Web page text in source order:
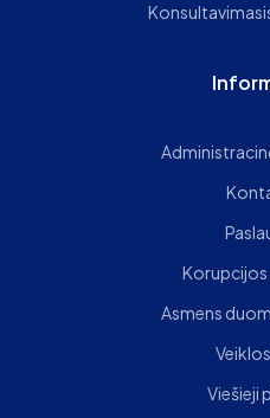
Korupcijos
Asmens
Viešieji